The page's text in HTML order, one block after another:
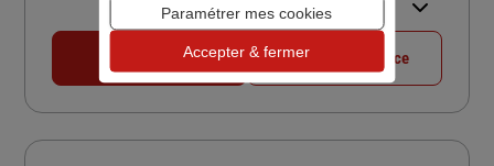
18:00
01 74 64 96 73 Voir la fiche agence
Paramétrer mes cookies
Accepter & fermer